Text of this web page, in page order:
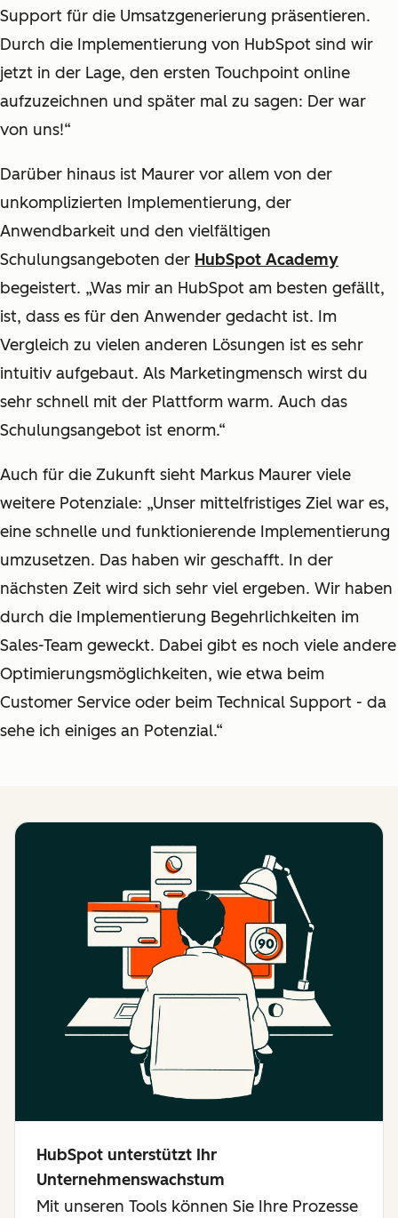
Support für die Umsatzgenerierung präsentieren.
Durch die Implementierung von HubSpot sind wir
jetzt in der Lage, den ersten Touchpoint online
aufzuzeichnen und später mal zu sagen: Der war
von uns!“
Darüber hinaus ist Maurer vor allem von der
unkomplizierten Implementierung, der
Anwendbarkeit und den vielfältigen
Schulungsangeboten der HubSpot Academy
begeistert. „Was mir an HubSpot am besten gefällt,
ist, dass es für den Anwender gedacht ist. Im
Vergleich zu vielen anderen Lösungen ist es sehr
intuitiv aufgebaut. Als Marketingmensch wirst du
sehr schnell mit der Plattform warm. Auch das
Schulungsangebot ist enorm.“
Auch für die Zukunft sieht Markus Maurer viele
weitere Potenziale: „Unser mittelfristiges Ziel war es,
eine schnelle und funktionierende Implementierung
umzusetzen. Das haben wir geschafft. In der
nächsten Zeit wird sich sehr viel ergeben. Wir haben
durch die Implementierung Begehrlichkeiten im
Sales-Team geweckt. Dabei gibt es noch viele andere
Optimierungsmöglichkeiten, wie etwa beim
Customer Service oder beim Technical Support - da
sehe ich einiges an Potenzial.“
HubSpot unterstützt Ihr
Unternehmenswachstum
Mit unseren Tools können Sie Ihre Prozesse